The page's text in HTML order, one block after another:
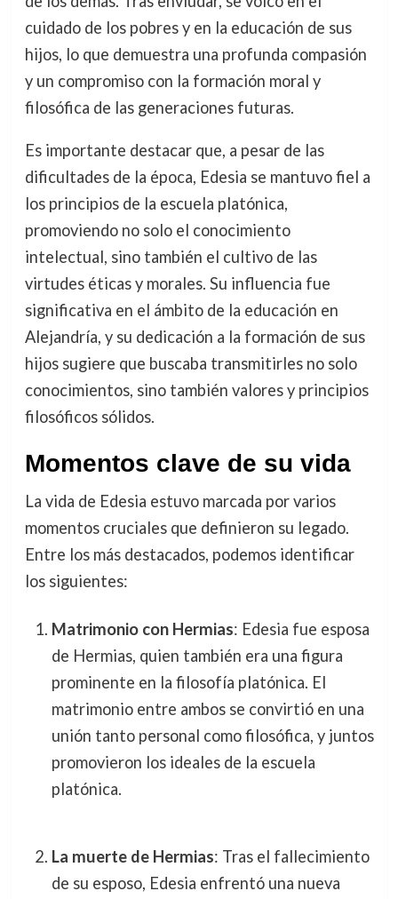
cuidado de los pobres y en la educación de sus
hijos, lo que demuestra una profunda compasión
y un compromiso con la formación moral y
filosófica de las generaciones futuras.
Es importante destacar que, a pesar de las
dificultades de la época, Edesia se mantuvo fiel a
los principios de la escuela platónica,
promoviendo no solo el conocimiento
intelectual, sino también el cultivo de las
virtudes éticas y morales. Su influencia fue
significativa en el ámbito de la educación en
Alejandría, y su dedicación a la formación de sus
hijos sugiere que buscaba transmitirles no solo
conocimientos, sino también valores y principios
filosóficos sólidos.
Momentos clave de su vida
La vida de Edesia estuvo marcada por varios
momentos cruciales que definieron su legado.
Entre los más destacados, podemos identificar
los siguientes:
Matrimonio con Hermias: Edesia fue esposa
de Hermias, quien también era una figura
prominente en la filosofía platónica. El
matrimonio entre ambos se convirtió en una
unión tanto personal como filosófica, y juntos
promovieron los ideales de la escuela
platónica.
La muerte de Hermias: Tras el fallecimiento
de su esposo, Edesia enfrentó una nueva